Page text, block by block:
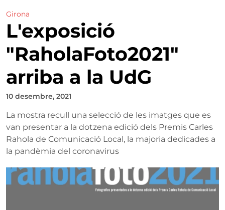
Girona
L'exposició
"RaholaFoto2021"
arriba a la UdG
10 desembre, 2021
La mostra recull una selecció de les imatges que es
van presentar a la dotzena edició dels Premis Carles
Rahola de Comunicació Local, la majoria dedicades a
la pandèmia del coronavirus